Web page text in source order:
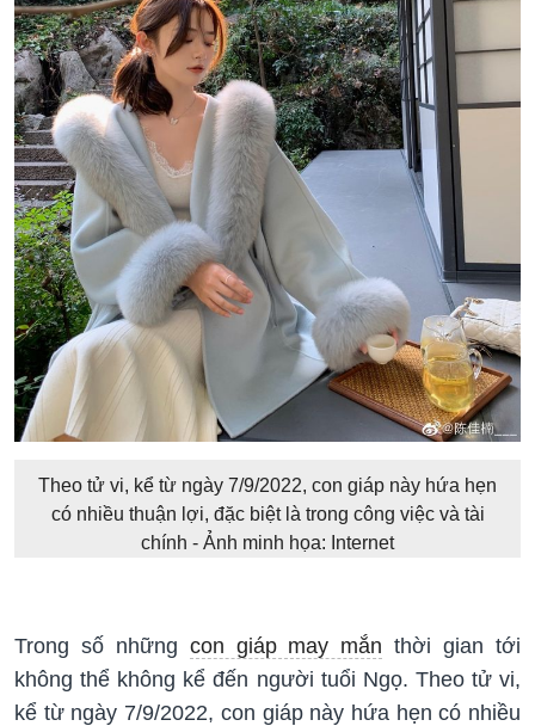
Theo tử vi, kể từ ngày 7/9/2022, con giáp này hứa hẹn
có nhiều thuận lợi, đặc biệt là trong công việc và tài
chính - Ảnh minh họa: Internet
Trong số những con giáp may mắn thời gian tới
không thể không kể đến người tuổi Ngọ. Theo tử vi,
kể từ ngày 7/9/2022, con giáp này hứa hẹn có nhiều